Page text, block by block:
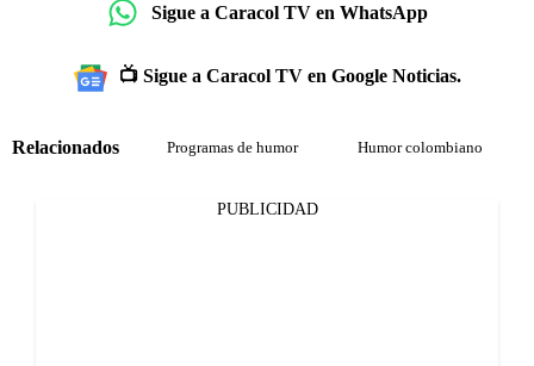
Sigue a Caracol TV en WhatsApp
📺 Sigue a Caracol TV en Google Noticias.
Relacionados Programas de humor Humor colombiano
PUBLICIDAD